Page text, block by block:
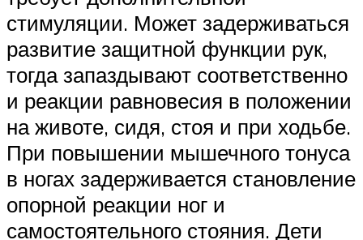
стимуляции. Может задерживаться
развитие защитной функции рук,
тогда запаздывают соответственно
и реакции равновесия в положении
на животе, сидя, стоя и при ходьбе.
При повышении мышечного тонуса
в ногах задерживается становление
опорной реакции ног и
самостоятельного стояния. Дети